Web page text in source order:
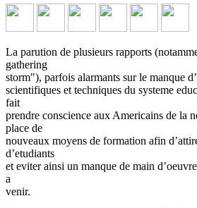
La parution de plusieurs rapports
gathering
storm"), parfois alarmants sur le manque
scientifiques et techniques du systeme
fait
prendre conscience aux Americains de la
place de
nouveaux moyens de formation afin
d’etudiants
et eviter ainsi un manque de main
a
venir.